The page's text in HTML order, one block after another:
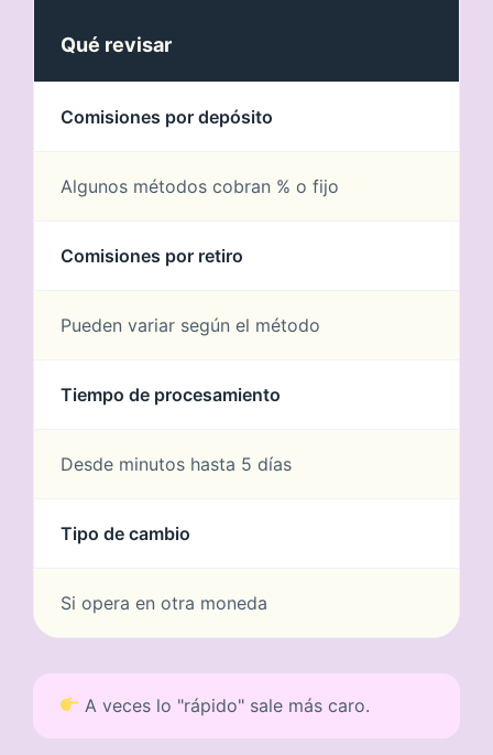
Qué revisar
Comisiones por depósito
Algunos métodos cobran % o fijo
Comisiones por retiro
Pueden variar según el método
Tiempo de procesamiento
Desde minutos hasta 5 días
Tipo de cambio
Si opera en otra moneda
A veces lo "rápido" sale más caro.